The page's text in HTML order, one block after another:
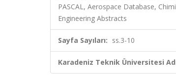
PASCAL, Aerospace Database,
Engineering Abstracts
Sayfa Sayıları: ss.3-10
Karadeniz Teknik Üniversitesi